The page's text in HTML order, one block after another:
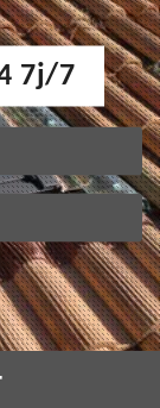
7j/7